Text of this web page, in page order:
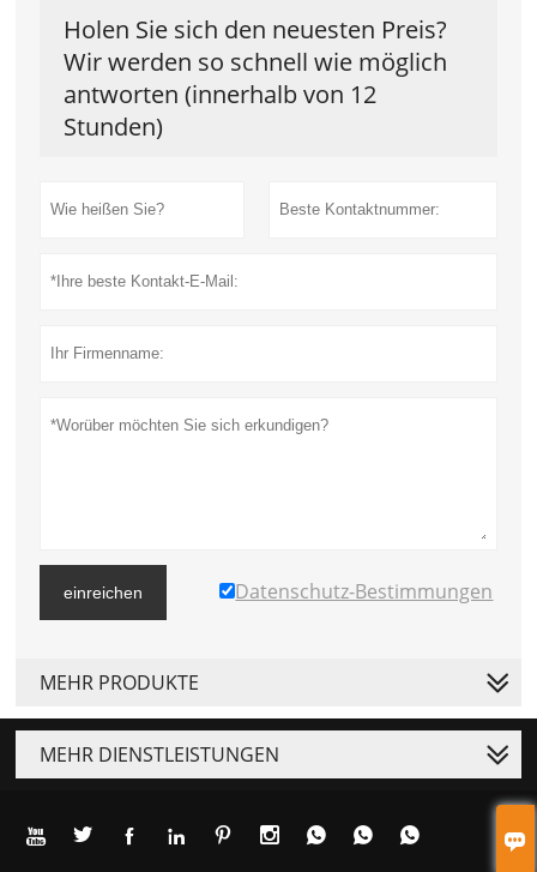

Holen Sie sich den neuesten Preis?
Wir werden so schnell wie möglich
antworten (innerhalb von 12
Stunden)
einreichen Datenschutz-Bestimmungen
MEHR PRODUKTE
MEHR DIENSTLEISTUNGEN
        